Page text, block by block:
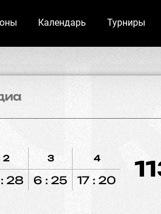
Календарь Турниры
2
28
3
6 : 25
4
17 : 20